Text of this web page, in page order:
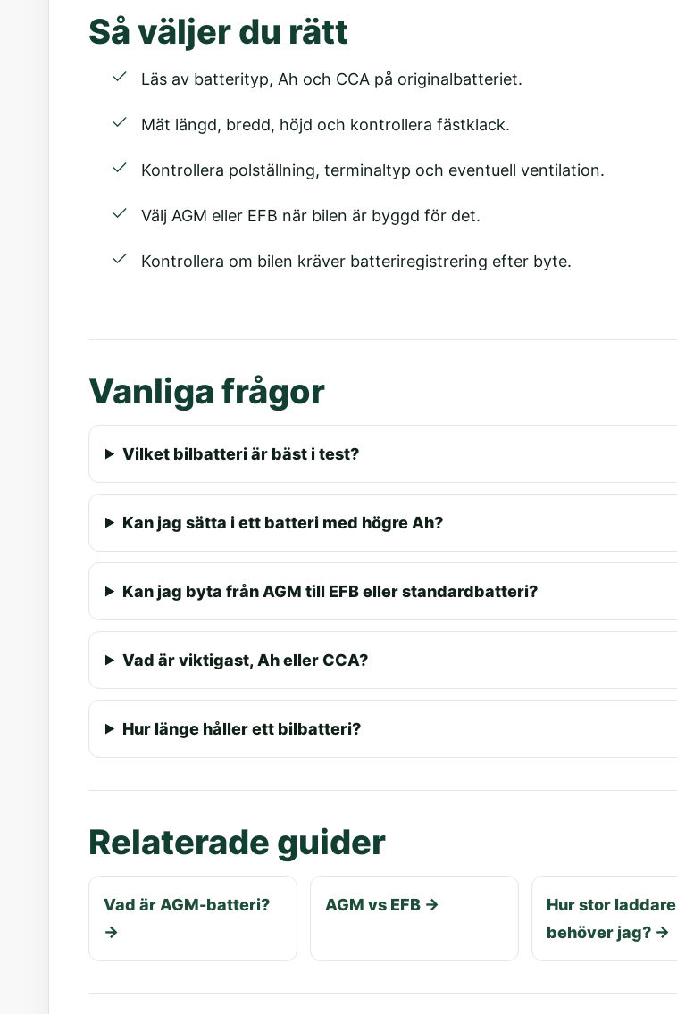
Så väljer du rätt
Läs av batterityp, Ah och CCA på originalbatteriet.
Mät längd, bredd, höjd och kontrollera fästklack.
Kontrollera polställning, terminaltyp och eventuell ventilation.
Välj AGM eller EFB när bilen är byggd för det.
Kontrollera om bilen kräver batteriregistrering efter byte.
Vanliga frågor
Vilket bilbatteri är bäst i test?
Kan jag sätta i ett batteri med högre Ah?
Kan jag byta från AGM till EFB eller standardbatteri?
Vad är viktigast, Ah eller CCA?
Hur länge håller ett bilbatteri?
Relaterade guider
Vad är AGM-batteri?
→
AGM vs EFB →
Hur stor laddare
behöver jag? →